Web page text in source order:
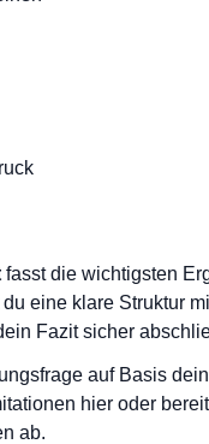
fasst die wichtigsten
eine klare Struktur
Fazit sicher
auf Basis
hier oder
ab.